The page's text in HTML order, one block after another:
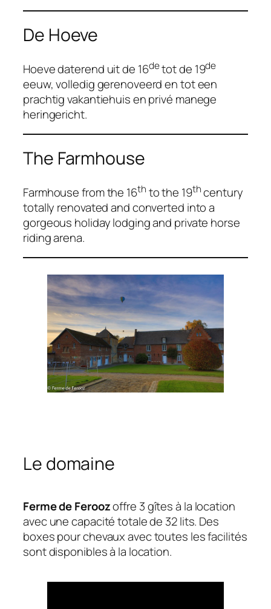
De Hoeve
Hoeve daterend uit de 16detot de 19de
eeuw, volledig gerenoveerd en tot een
prachtig vakantiehuis en privé manege
heringericht.
The Farmhouse
Farmhouse from the 16th to the 19thcentury
totally renovated and converted into a
gorgeous holiday lodging and private horse
riding arena.
Le domaine
Ferme de Feroozoffre 3 gîtes à la location
avec une capacité totale de 32 lits. Des
boxes pour chevaux avec toutes les facilités
sont disponibles à la location.